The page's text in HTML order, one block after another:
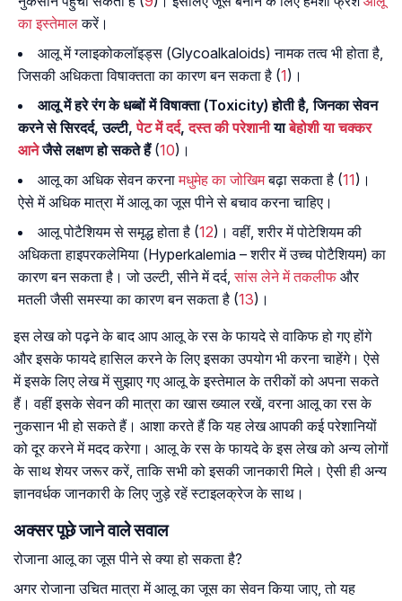
का इस्तेमालकरें।
आलू में ग्लाइकोकलॉइड्स (Glycoalkaloids) नामक तत्व भी होता है,
जिसकी अधिकता विषाक्तता का कारण बन सकता है (1)।
आलू में हरे रंग के धब्बों में विषाक्ता (Toxicity) होती है, जिनका सेवन
करने से सिरदर्द, उल्टी,पेट में दर्द,दस्त की परेशानीयाबेहोशी या चक्कर
आनेजैसे लक्षण हो सकते हैं(10)।
आलू का अधिक सेवन करनामधुमेह का जोखिमबढ़ा सकता है (11)।
ऐसे में अधिक मात्रा में आलू का जूस पीने से बचाव करना चाहिए।
आलू पोटैशियम से समृद्ध होता है (12)। वहीं, शरीर में पोटेशियम की
अधिकता हाइपरकलेमिया (Hyperkalemia – शरीर में उच्च पोटैशियम) का
कारण बन सकता है। जो उल्टी, सीने में दर्द,सांस लेने में तकलीफ और
मतली जैसी समस्या का कारण बन सकता है (13)।
इस लेख को पढ़ने के बाद आप आलू के रस के फायदे से वाकिफ हो गए होंगे
और इसके फायदे हासिल करने के लिए इसका उपयोग भी करना चाहेंगे। ऐसे
में इसके लिए लेख में सुझाए गए आलू के इस्तेमाल के तरीकों को अपना सकते
हैं। वहीं इसके सेवन की मात्रा का खास ख्याल रखें, वरना आलू का रस के
नुकसान भी हो सकते हैं। आशा करते हैं कि यह लेख आपकी कई परेशानियों
को दूर करने में मदद करेगा। आलू के रस के फायदे के इस लेख को अन्य लोगों
के साथ शेयर जरूर करें, ताकि सभी को इसकी जानकारी मिले। ऐसी ही अन्य
ज्ञानवर्धक जानकारी के लिए जुड़े रहें स्टाइलक्रेज के साथ।
अक्सर पूछे जाने वाले सवाल
रोजाना आलू का जूस पीने से क्या हो सकता है?
अगर रोजाना उचित मात्रा में आलू का जूस का सेवन किया जाए, तो यह